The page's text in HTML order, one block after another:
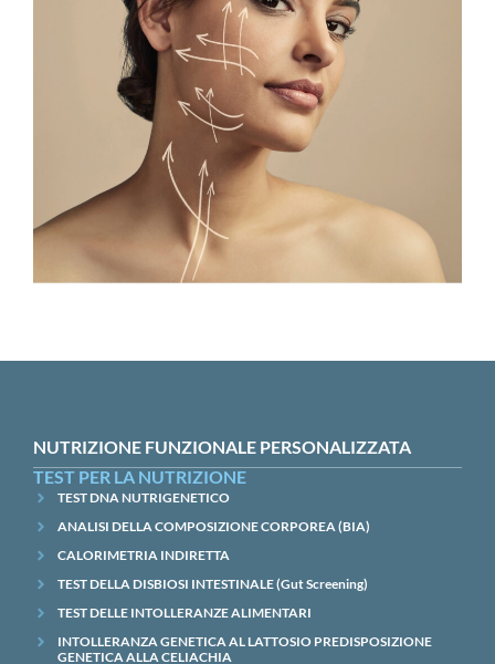
NUTRIZIONE FUNZIONALE PERSONALIZZATA
TEST PER LA NUTRIZIONE
TEST DNA NUTRIGENETICO
ANALISI DELLA COMPOSIZIONE CORPOREA (BIA)
CALORIMETRIA INDIRETTA
TEST DELLA DISBIOSI INTESTINALE (Gut Screening)
TEST DELLE INTOLLERANZE ALIMENTARI
INTOLLERANZA GENETICA AL LATTOSIO PREDISPOSIZIONE
GENETICA ALLA CELIACHIA